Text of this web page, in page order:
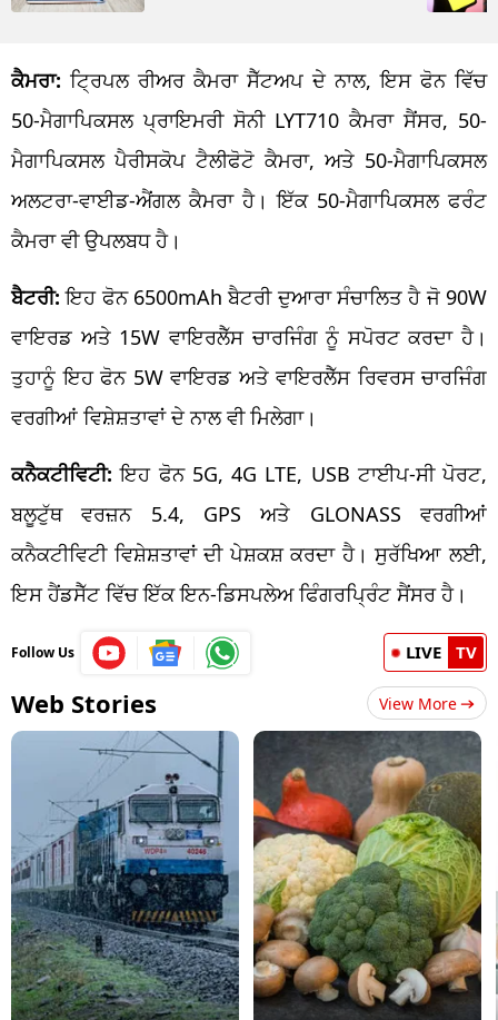
ਕੈਮਰਾ: ਟ੍ਰਿਪਲ ਰੀਅਰ ਕੈਮਰਾ ਸੈੱਟਅਪ ਦੇ ਨਾਲ, ਇਸ ਫੋਨ ਵਿੱਚ
50-ਮੈਗਾਪਿਕਸਲ ਪ੍ਰਾਇਮਰੀ ਸੋਨੀ LYT710 ਕੈਮਰਾ ਸੈਂਸਰ, 50-
ਮੈਗਾਪਿਕਸਲ ਪੈਰੀਸਕੋਪ ਟੈਲੀਫੋਟੋ ਕੈਮਰਾ, ਅਤੇ 50-ਮੈਗਾਪਿਕਸਲ
ਅਲਟਰਾ-ਵਾਈਡ-ਐਂਗਲ ਕੈਮਰਾ ਹੈ। ਇੱਕ 50-ਮੈਗਾਪਿਕਸਲ ਫਰੰਟ
ਕੈਮਰਾ ਵੀ ਉਪਲਬਧ ਹੈ।
ਬੈਟਰੀ: ਇਹ ਫੋਨ 6500mAh ਬੈਟਰੀ ਦੁਆਰਾ ਸੰਚਾਲਿਤ ਹੈ ਜੋ 90W
ਵਾਇਰਡ ਅਤੇ 15W ਵਾਇਰਲੈੱਸ ਚਾਰਜਿੰਗ ਨੂੰ ਸਪੋਰਟ ਕਰਦਾ ਹੈ।
ਤੁਹਾਨੂੰ ਇਹ ਫੋਨ 5W ਵਾਇਰਡ ਅਤੇ ਵਾਇਰਲੈੱਸ ਰਿਵਰਸ ਚਾਰਜਿੰਗ
ਵਰਗੀਆਂ ਵਿਸ਼ੇਸ਼ਤਾਵਾਂ ਦੇ ਨਾਲ ਵੀ ਮਿਲੇਗਾ।
ਕਨੈਕਟੀਵਿਟੀ: ਇਹ ਫੋਨ 5G, 4G LTE, USB ਟਾਈਪ-ਸੀ ਪੋਰਟ,
ਬਲੂਟੁੱਥ ਵਰਜ਼ਨ 5.4, GPS ਅਤੇ GLONASS ਵਰਗੀਆਂ
ਕਨੈਕਟੀਵਿਟੀ ਵਿਸ਼ੇਸ਼ਤਾਵਾਂ ਦੀ ਪੇਸ਼ਕਸ਼ ਕਰਦਾ ਹੈ। ਸੁਰੱਖਿਆ ਲਈ,
ਇਸ ਹੈਂਡਸੈੱਟ ਵਿੱਚ ਇੱਕ ਇਨ-ਡਿਸਪਲੇਅ ਫਿੰਗਰਪ੍ਰਿੰਟ ਸੈਂਸਰ ਹੈ।
Follow Us LIVE TV
Web Stories View More